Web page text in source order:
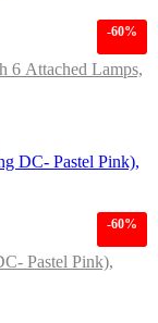
-60%
6 Attached Lamps,
-60%
Pastel Pink),